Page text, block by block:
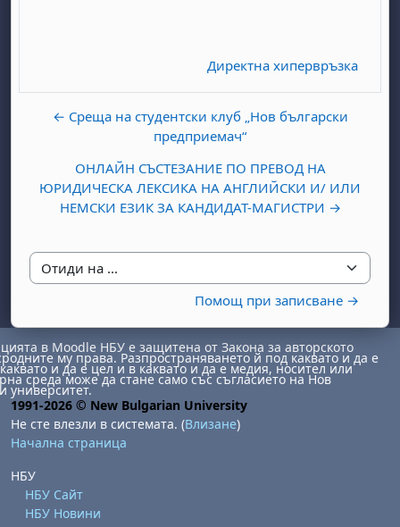
Директна хипервръзка
← Среща на студентски клуб „Нов български
предприемач“
ОНЛАЙН СЪСТЕЗАНИЕ ПО ПРЕВОД НА
ЮРИДИЧЕСКА ЛЕКСИКА НА АНГЛИЙСКИ И/ ИЛИ
НЕМСКИ ЕЗИК ЗА КАНДИДАТ-МАГИСТРИ →
Отиди на ...
Помощ при записване →
в Moodle НБУ е защитена от Закона за авторското
му права. Разпространяването й под каквато и да е
и да е цел и в каквато и да е медия, носител или
среда може да стане само със съгласието на Нов
университет.
1991-2026 © New Bulgarian University
Не сте влезли в системата. (Влизане)
Начална страница
НБУ
НБУ Сайт
НБУ Новини